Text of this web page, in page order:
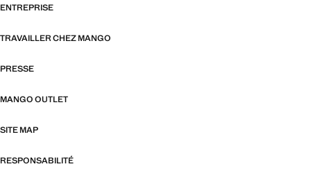
ENTREPRISE
TRAVAILLER CHEZ MANGO
PRESSE
MANGO OUTLET
SITE MAP
RESPONSABILITÉ